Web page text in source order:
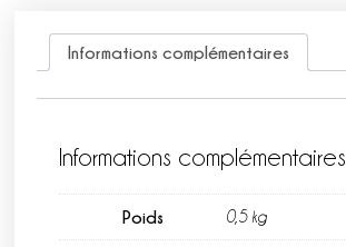
Informations complémentaires
Informations complémentaires
Poids 0,5 kg